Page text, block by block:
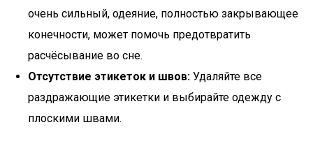
очень сильный, одеяние, полностью закрывающее
конечности, может помочь предотвратить
расчёсывание во сне.
Отсутствие этикеток и швов: Удаляйте все
раздражающие этикетки и выбирайте одежду с
плоскими швами.